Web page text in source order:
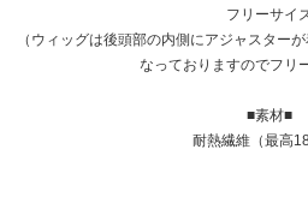
フリーサイ
（ウィッグは後頭部の内側にアジャスター
なっておりますのでフリ
■素材■
耐熱繊維（最高